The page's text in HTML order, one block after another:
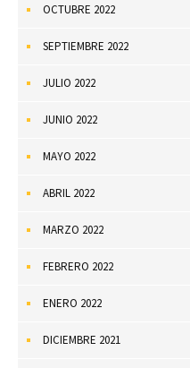
OCTUBRE 2022
SEPTIEMBRE 2022
JULIO 2022
JUNIO 2022
MAYO 2022
ABRIL 2022
MARZO 2022
FEBRERO 2022
ENERO 2022
DICIEMBRE 2021